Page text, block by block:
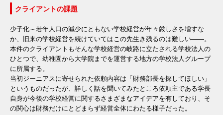
クライアントの課題
少子化～若年人口の減少にともない学校経営が年々厳しさを増すな
か、旧来の学校経営を続けていてはこの先生き残るのは難しい――。
本件のクライアントもそんな学校経営の岐路に立たされる学校法人の
ひとつで、幼稚園から大学院までを運営する地方の学校法人グループ
に所属する。
当初ジーニアスに寄せられた依頼内容は「財務部長を探してほしい」
というものだったが、詳しく話を聞いてみたところ依頼主である学長
自身が今後の学校経営に関するさまざまなアイデアを有しており、そ
の関心は財務だけにとどまらず経営全体にわたる様子だった。